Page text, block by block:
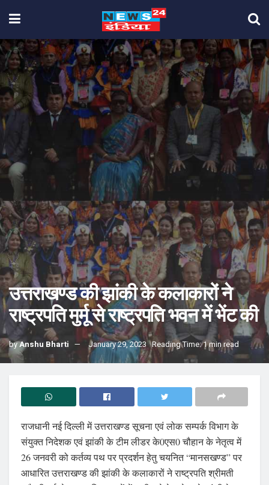
उत्तराखण्ड की झांकी के कलाकारों ने
राष्ट्रपति मुर्मू से राष्ट्रपति भवन में भेंट की
byAnshu Bharti January 29, 2023 Reading Time: 1 min read
राजधानी नई दिल्ली में उत्तराखण्ड सूचना एवं लोक सम्पर्क विभाग के
संयुक्त निदेशक एवं झांकी के टीम लीडर के0एस0 चौहान के नेतृत्व में
26 जनवरी को कर्तव्य पथ पर प्रदर्शन हेतु चयनित “मानसखण्ड” पर
आधारित उत्तराखण्ड की झांकी के कलाकारों ने राष्ट्रपति श्रीमती